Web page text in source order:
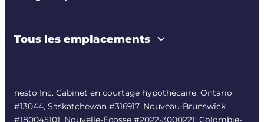
Tous les emplacements
nesto Inc. Cabinet en courtage hypothécaire. Ontario
#13044, Saskatchewan #316917, Nouveau-Brunswick
#180045101, Nouvelle-Écosse #2022-3000221; Colombie-